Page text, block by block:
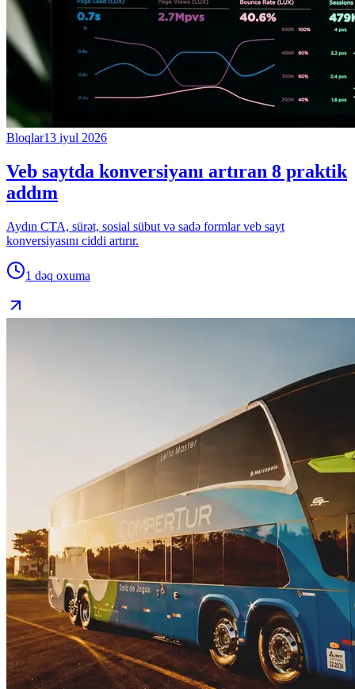
Bloqlar13 iyul 2026
Veb saytda konversiyanı artıran 8 praktik
addım
Aydın CTA, sürət, sosial sübut və sadə formlar veb sayt
konversiyasını ciddi artırır.
1 dəq oxuma